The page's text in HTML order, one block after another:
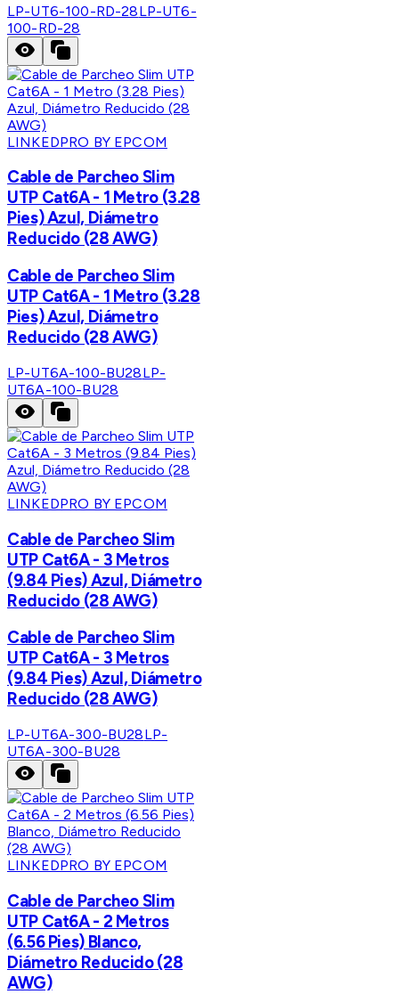
LP-UT6-100-RD-28LP-UT6-
100-RD-28
LINKEDPRO BY EPCOM
Cable de Parcheo Slim
UTP Cat6A - 1 Metro (3.28
Pies) Azul, Diámetro
Reducido (28 AWG)
Cable de Parcheo Slim
UTP Cat6A - 1 Metro (3.28
Pies) Azul, Diámetro
Reducido (28 AWG)
LP-UT6A-100-BU28LP-
UT6A-100-BU28
LINKEDPRO BY EPCOM
Cable de Parcheo Slim
UTP Cat6A - 3 Metros
(9.84 Pies) Azul, Diámetro
Reducido (28 AWG)
Cable de Parcheo Slim
UTP Cat6A - 3 Metros
(9.84 Pies) Azul, Diámetro
Reducido (28 AWG)
LP-UT6A-300-BU28LP-
UT6A-300-BU28
LINKEDPRO BY EPCOM
Cable de Parcheo Slim
UTP Cat6A - 2 Metros
(6.56 Pies) Blanco,
Diámetro Reducido (28
AWG)